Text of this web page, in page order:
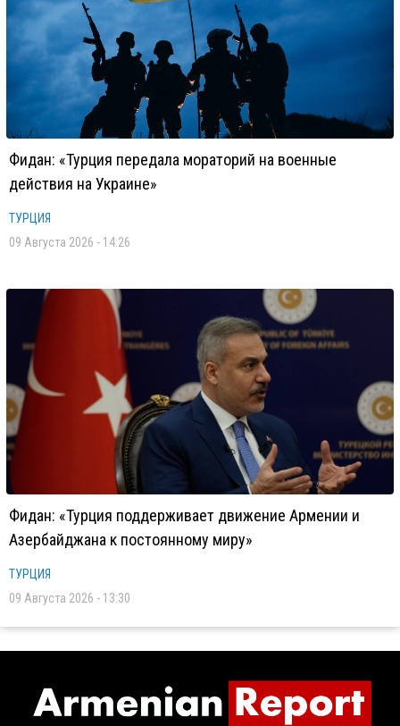
Фидан: «Турция передала мораторий на военные
действия на Украине»
ТУРЦИЯ
09 Августа 2026 - 14:26
Фидан: «Турция поддерживает движение Армении и
Азербайджана к постоянному миру»
ТУРЦИЯ
09 Августа 2026 - 13:30